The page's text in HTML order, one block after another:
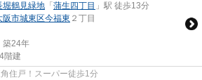
堀鶴見緑地 「 蒲生四丁目 」駅 徒歩13分
阪市城東区今福東 ２丁目
築24年
階建
住戸！スーパー徒歩1分